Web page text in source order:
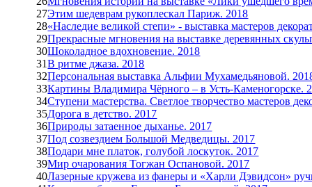
27Этим шедеврам рукоплескал Париж. 2018
28«Наследие великой степи» - выставка мастеров
29Прекрасные мгновения на выставке деревянных
30Шоколадное вдохновение. 2018
31В ритме джаза. 2018
32Персональная выставка Альфии Мухамедьяновой.
33Картины Владимира Чёрного – в Усть-Каменогорске.
34Ступени мастерства. Светлое творчество мастеров
35Дорога в детство. 2017
36Природы затаенное дыханье. 2017
37Под созвездием Большой Медведицы. 2017
38Подари мне платок, голубой лоскуток. 2017
39Мир очарования Тогжан Оспановой. 2017
40Лазерные кружева из фанеры и «Харли Дэвидсон»